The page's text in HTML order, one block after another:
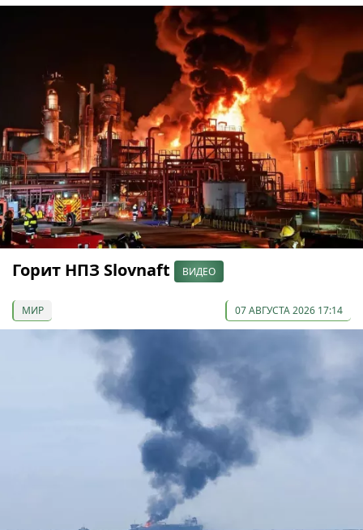
Горит НПЗ Slovnaft ВИДЕО
МИР 07 АВГУСТА 2026 17:14